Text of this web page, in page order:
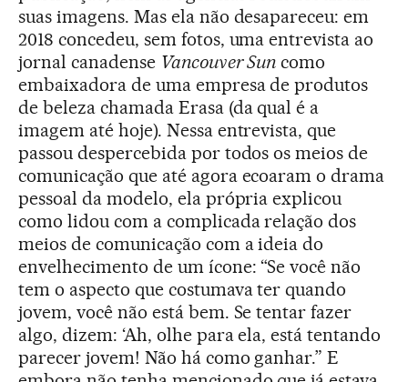
suas imagens. Mas ela não desapareceu: em
2018 concedeu, sem fotos, uma entrevista ao
jornal canadense Vancouver Sun como
embaixadora de uma empresa de produtos
de beleza chamada Erasa (da qual é a
imagem até hoje). Nessa entrevista, que
passou despercebida por todos os meios de
comunicação que até agora ecoaram o drama
pessoal da modelo, ela própria explicou
como lidou com a complicada relação dos
meios de comunicação com a ideia do
envelhecimento de um ícone: “Se você não
tem o aspecto que costumava ter quando
jovem, você não está bem. Se tentar fazer
algo, dizem: ‘Ah, olhe para ela, está tentando
parecer jovem! Não há como ganhar.” E